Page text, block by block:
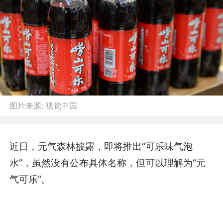
图片来源:视觉中国
近日，元气森林披露，即将推出“可乐味气泡
水”，虽然没有公布具体名称，但可以理解为“元
气可乐”。